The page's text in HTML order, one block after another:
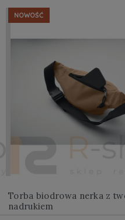
Torba biodrowa nerka z
nadrukiem
NOWOŚĆ